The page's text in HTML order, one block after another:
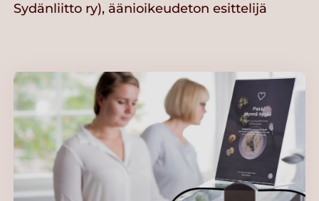
Sydänliitto ry), äänioikeudeton esittelijä